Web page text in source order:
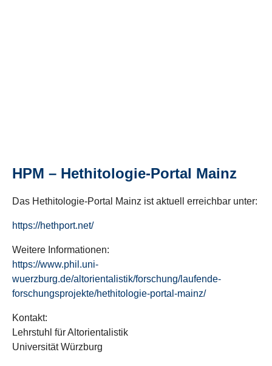
HPM – Hethitologie-Portal Mainz
Das Hethitologie-Portal Mainz ist aktuell erreichbar unter:
https://hethport.net/
Weitere Informationen:
https://www.phil.uni-
wuerzburg.de/altorientalistik/forschung/laufende-
forschungsprojekte/hethitologie-portal-mainz/
Kontakt:
Lehrstuhl für Altorientalistik
Universität Würzburg